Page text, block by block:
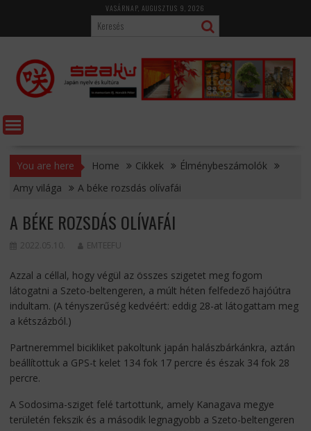
content
VASÁRNAP, AUGUSZTUS 9, 2026
You are here Home Cikkek
Élménybeszámolók
Amy világa
A béke rozsdás olívafái
A BÉKE ROZSDÁS OLÍVAFÁI
2022.05.10. EMTEEFU
Azzal a céllal, hogy végül az összes szigetet meg fogom
látogatni a Szeto-beltengeren, a múlt héten felfedező hajóútra
indultam. (A tényszerűség kedvéért: eddig 28-at látogattam meg
a kétszázból.)
Partneremmel bicikliket pakoltunk japán halászbárkánkra, aztán
beállítottuk a GPS-t kelet 134 fok 17 percre és észak 34 fok 28
percre.
A Sodosima-sziget felé tartottunk, amely Kanagava megye
területén fekszik és a második legnagyobb a Szeto-beltengeren